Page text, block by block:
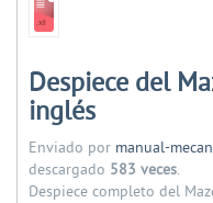
Despiece del
inglés
Enviado por manual-
descargado 583 veces.
Despiece completo del